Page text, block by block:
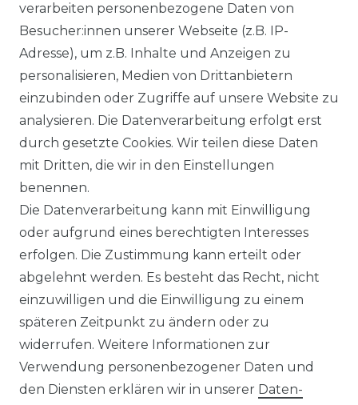
Arbeitstasche / Laptoptasche /
Umhängetasche Groß
39,95 € *
Widerrufs­recht Widerrufs­formular
verarbeiten personenbezogene Daten von
Besucher:innen unserer Webseite (z.B. IP-
Adresse), um z.B. Inhalte und Anzeigen zu
personalisieren, Medien von Drittanbietern
einzubinden oder Zugriffe auf unsere Website zu
analysieren. Die Datenverarbeitung erfolgt erst
durch gesetzte Cookies. Wir teilen diese Daten
mit Dritten, die wir in den Einstellungen
benennen.
Die Datenverarbeitung kann mit Einwilligung
oder aufgrund eines berechtigten Interesses
erfolgen. Die Zustimmung kann erteilt oder
abgelehnt werden. Es besteht das Recht, nicht
einzuwilligen und die Einwilligung zu einem
späteren Zeitpunkt zu ändern oder zu
widerrufen. Weitere Informationen zur
Verwendung personenbezogener Daten und
den Diensten erklären wir in unserer Daten­